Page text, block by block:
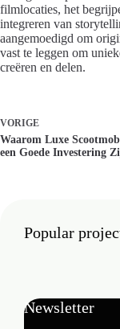
filmlocaties, het
integreren van
aangemoedigd om
vast te leggen om
creëren en delen.
VORIGE
Waarom Luxe
een Goede Investering
Popular
Newsletter